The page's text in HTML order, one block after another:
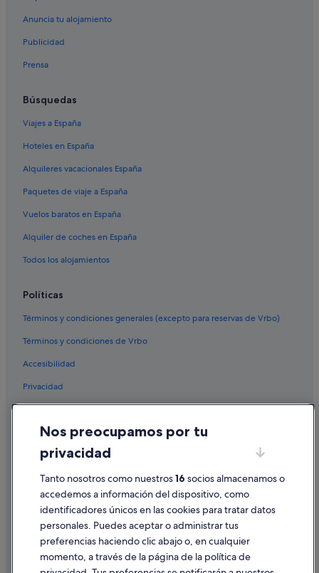
Anuncia tu alojamiento
Publicidad
Prensa
Búsquedas
Viajes a España
Hoteles en España
Alquileres vacacionales España
Paquetes de viaje a España
Vuelos baratos en España
Alquiler de coches en España
Todos los alojamientos
Políticas
Términos y condiciones generales (excepto para reservas de Vrbo)
Términos y condiciones de Vrbo
Accesibilidad
Privacidad
Condiciones de uso
Información legal/contacto
Pautas sobre el contenido y cómo denunciar contenido
Ayuda
Cancelar un vuelo
Nos preocupamos por tu
privacidad
Tanto nosotros como nuestros16 socios almacenamos o
accedemos a información del dispositivo, como
identificadores únicos en las cookies para tratar datos
personales. Puedes aceptar o administrar tus
preferencias haciendo clic abajo o, en cualquier
momento, a través de la página de la política de